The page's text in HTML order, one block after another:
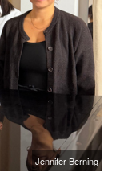
Jennifer Berning